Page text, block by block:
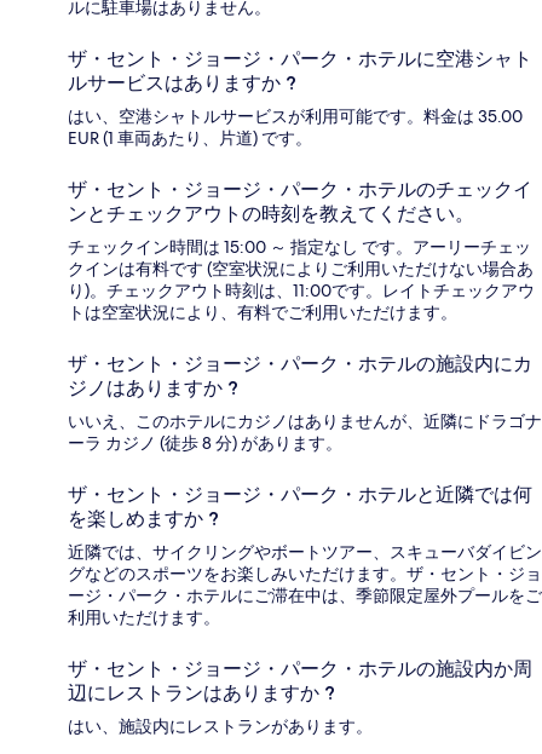
ルに駐車場はありません。
ザ・セント・ジョージ・パーク・ホテルに空港シャト
ルサービスはありますか ?
はい、空港シャトルサービスが利用可能です。料金は 35.00
EUR (1 車両あたり、片道) です。
ザ・セント・ジョージ・パーク・ホテルのチェックイ
ンとチェックアウトの時刻を教えてください。
チェックイン時間は 15:00 ～ 指定なし です。アーリーチェッ
クインは有料です (空室状況によりご利用いただけない場合あ
り)。チェックアウト時刻は、11:00です。レイトチェックアウ
トは空室状況により、有料でご利用いただけます。
ザ・セント・ジョージ・パーク・ホテルの施設内にカ
ジノはありますか ?
いいえ、このホテルにカジノはありませんが、近隣にドラゴナ
ーラ カジノ (徒歩 8 分) があります。
ザ・セント・ジョージ・パーク・ホテルと近隣では何
を楽しめますか ?
近隣では、サイクリングやボートツアー、スキューバダイビン
グなどのスポーツをお楽しみいただけます。ザ・セント・ジョ
ージ・パーク・ホテルにご滞在中は、季節限定屋外プールをご
利用いただけます。
ザ・セント・ジョージ・パーク・ホテルの施設内か周
辺にレストランはありますか ?
はい、施設内にレストランがあります。